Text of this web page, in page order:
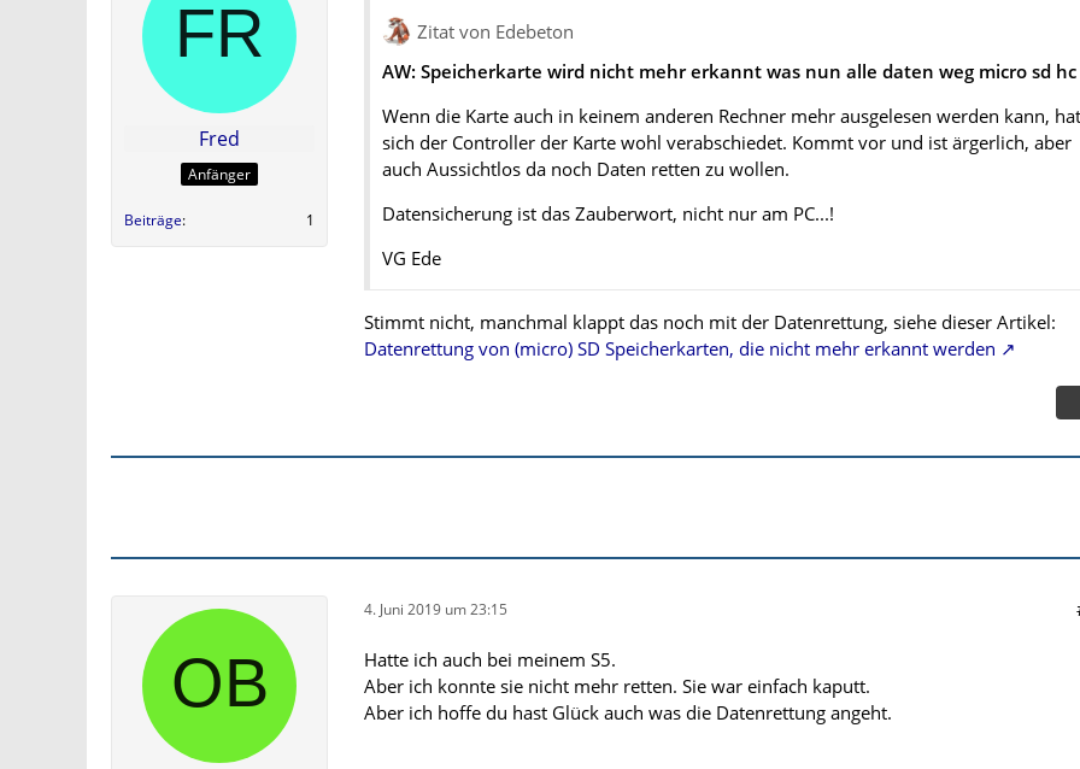
Fred
Anfänger
Beiträge 1
Zitat von Edebeton
AW: Speicherkarte wird nicht mehr erkannt was nun alle daten weg micro sd hc
Wenn die Karte auch in keinem anderen Rechner mehr ausgelesen werden kann, hat
sich der Controller der Karte wohl verabschiedet. Kommt vor und ist ärgerlich, aber
auch Aussichtlos da noch Daten retten zu wollen.
Datensicherung ist das Zauberwort, nicht nur am PC...!
VG Ede
Stimmt nicht, manchmal klappt das noch mit der Datenrettung, siehe dieser Artikel:
Datenrettung von (micro) SD Speicherkarten, die nicht mehr erkannt werden
4. Juni 2019 um 23:15
Hatte ich auch bei meinem S5.
Aber ich konnte sie nicht mehr retten. Sie war einfach kaputt.
Aber ich hoffe du hast Glück auch was die Datenrettung angeht.